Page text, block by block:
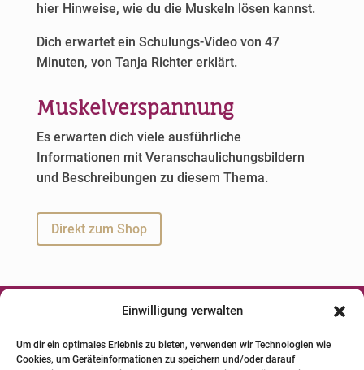
Einwilligung verwalten
Um dir ein optimales Erlebnis zu bieten, verwenden wir Technologien wie
Cookies, um Geräteinformationen zu speichern und/oder darauf
hier Hinweise, wie du die Muskeln lösen kannst.
Dich erwartet ein Schulungs-Video von 47
Minuten, von Tanja Richter erklärt.
Muskelverspannung
Es erwarten dich viele ausführliche
Informationen mit Veranschaulichungsbildern
und Beschreibungen zu diesem Thema.
Direkt zum Shop
 
© 2024 INSTITUT FÜR PFERDE-